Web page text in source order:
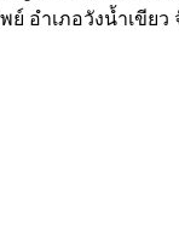
อำเภอวังน้ำเขีย